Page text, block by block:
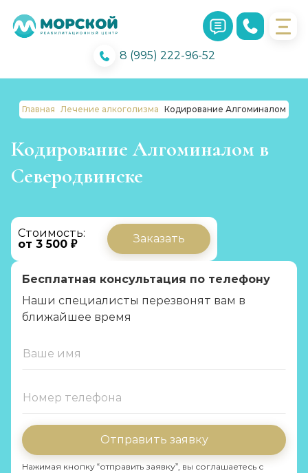
8 (995) 222-96-52
Главная Лечение алкоголизма Кодирование Алгоминалом
Кодирование Алгоминалом в
Северодвинске
Стоимость:
от 3 500 ₽
Заказать
Бесплатная консультация по телефону
Наши специалисты перезвонят вам в
ближайшее время
Отправить заявку
Нажимая кнопку “отправить заявку”, вы соглашаетесь с